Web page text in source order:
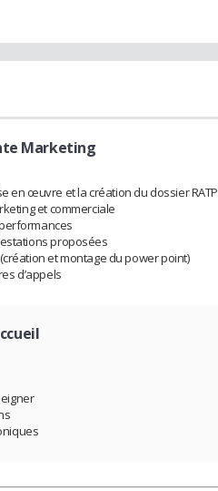
Marketing
en œuvre et la création du dossier RATP
et commerciale
proposées
et montage du power point)
d’appels